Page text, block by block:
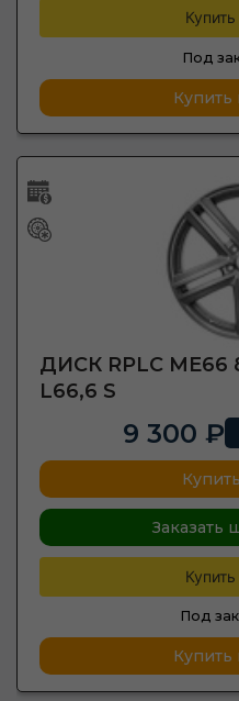
Купить
Под
Купить
ДИСК RPLC ME66
L66,6 S
9 300 ₽
Заказать
Под
Купить